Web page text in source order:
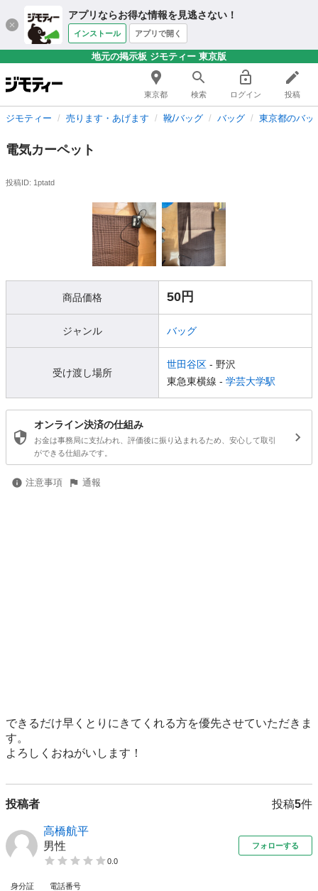
アプリならお得な情報を見逃さない！
インストール アプリで開く
地元の掲示板 ジモティー 東京版
東京都 検索 ログイン 投稿
ジモティー 売ります・あげます 靴/バッグ バッグ 東京都のバッ
電気カーペット
投稿ID: 1ptatd
商品価格 50円
ジャンル バッグ
受け渡し場所
世田谷区 - 野沢
東急東横線 - 学芸大学駅
オンライン決済の仕組み
お金は事務局に支払われ、評価後に振り込まれるため、安心して取引
ができる仕組みです。
注意事項 通報
できるだけ早くとりにきてくれる方を優先させていただきま
す。
よろしくおねがいします！
投稿者 投稿5件
高橋航平
男性
0.0
フォローする
身分証 電話番号